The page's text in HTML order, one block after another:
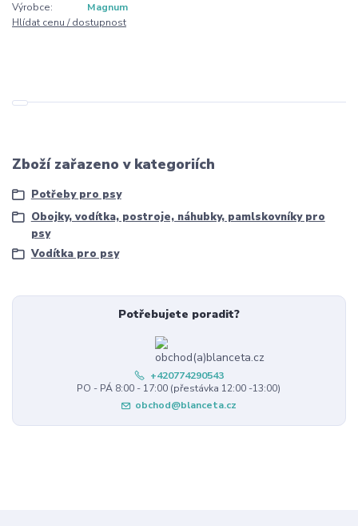
Výrobce:
Magnum
Hlídat cenu / dostupnost
Zboží zařazeno v kategoriích
Potřeby pro psy
Obojky, vodítka, postroje, náhubky, pamlskovníky pro
psy
Vodítka pro psy
Potřebujete poradit?
+420774290543
PO - PÁ 8:00 - 17:00 (přestávka 12:00 -13:00)
obchod@blanceta.cz